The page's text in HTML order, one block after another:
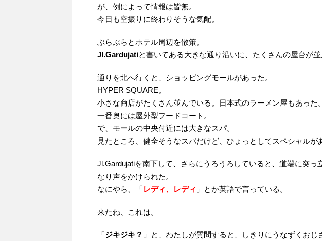
が、例によって情報は皆無。
今日も空振りに終わりそうな気配。
ぶらぶらとホテル周辺を散策。
Jl.Gardujatiと書いてある大きな通り沿いに、たくさんの屋台が
通りを北へ行くと、ショッピングモールがあった。
HYPER SQUARE。
小さな商店がたくさん並んでいる。日本式のラーメン屋もあった。
一番奥には屋外型フードコート。
で、モールの中央付近には大きなスパ。
見たところ、健全そうなスパだけど、ひょっとしてスペシャルが
Jl.Gardujatiを南下して、さらにうろうろしていると、道端に突っ
なり声をかけられた。
なにやら、「レディ、レディ 」とか英語で言っている。
来たね、これは。
「ジキジキ？ 」と、わたしが質問すると、しきりにうなずくおじ